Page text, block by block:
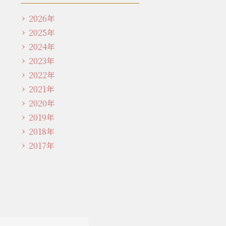
2026年
2025年
2024年
2023年
2022年
2021年
2020年
2019年
2018年
2017年